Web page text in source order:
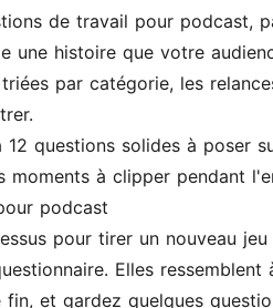
de travail pour podcast,
une histoire que votre
par catégorie, les
12 questions solides à poser
moments à clipper pendant
podcast
pour tirer un nouveau
Elles
et gardez quelques